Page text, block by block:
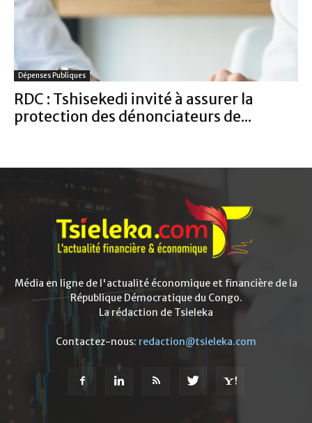
Dépenses Publiques
RDC : Tshisekedi invité à assurer la
protection des dénonciateurs de...
Média en ligne de l'actualité économique et financière de la
République Démocratique du Congo.
La rédaction de Tsieleka
Contactez-nous: redaction@tsieleka.com